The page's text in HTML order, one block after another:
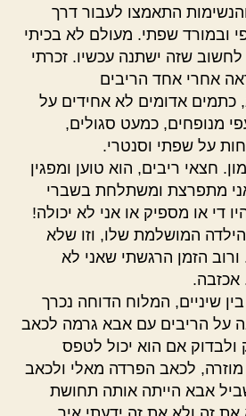
התאמצו לעבור דרך
ובמורד שפתי. מעולם לא בכיתי
שזה ישתנה עכשיו. זכרתי
אחרי אחד הריבים
כתמים אדומים לא אחידים על
מנופחים, כמעט סגולים,
על שפתי וסנטרי.
חצאי ריבים, הוא טוען ומפגין
מתפרצת ומשתלחת בשברי
די או מספיק או אני לא יכולה!
המושלמת שלו, וזו שלא
הזמן הרגשתי שאני לא
אכזבה.
שיניים, המלוח הדוחה נכרך
על הריבים עם אבא גרמה לכאב
אם הוא יכול לטפס
מוזרה, לכאב הפרדה מאלי ולכאב
אבא הייתה אותה תחושת